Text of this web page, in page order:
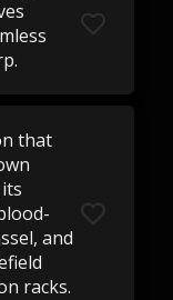
that
and
racks.